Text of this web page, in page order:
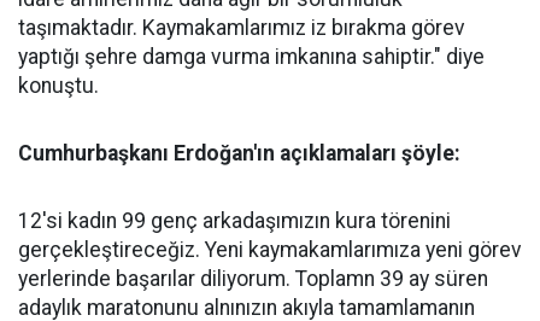
taşımaktadır. Kaymakamlarımız iz bırakma görev
yaptığı şehre damga vurma imkanına sahiptir." diye
konuştu.
Cumhurbaşkanı Erdoğan'ın açıklamaları şöyle:
12'si kadın 99 genç arkadaşımızın kura törenini
gerçekleştireceğiz. Yeni kaymakamlarımıza yeni görev
yerlerinde başarılar diliyorum. Toplamn 39 ay süren
adaylık maratonunu alnınızın akıyla tamamlamanın